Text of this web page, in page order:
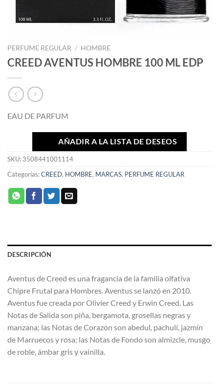
PERFUME REGULAR / HOMBRE
CREED AVENTUS HOMBRE 100 ML EDP
EAU DE PARFUM
AÑADIR A LA LISTA DE DESEOS
SKU: 3508441001114
Categorías:CREED, HOMBRE, MARCAS, PERFUME REGULAR
DESCRIPCIÓN
Aventus de Creed es una fragancia de la familia olfativa
Chipre Frutal para Hombres. Aventus se lanzó en 2010.
Aventus fue creada por Olivier Creed y Erwin Creed. Las
Notas de Salida son piña, bergamota, grosellas negras y
manzana; las Notas de Corazón son abedul, pachulí, jazmín
de Marruecos y rosa; las Notas de Fondo son almizcle, musgo
de roble, ámbar gris y vainilla.